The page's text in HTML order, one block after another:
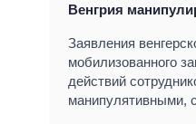
Венгрия
Заявления
мобилизованного
действий
манипулятивными,